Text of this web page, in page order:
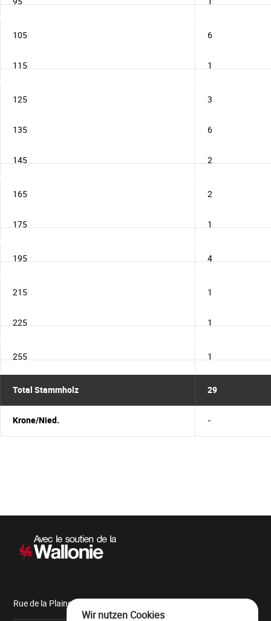
105 6
115 1
125 3
135 6
145 2
165 2
175 1
195 4
215 1
225 1
255 1
Total Stammholz 29
Krone/Nied. -
Sekundärnavigation
Rue de la Plaine, 9 6900 Marche-en-Famenne
Wir nutzen Cookies